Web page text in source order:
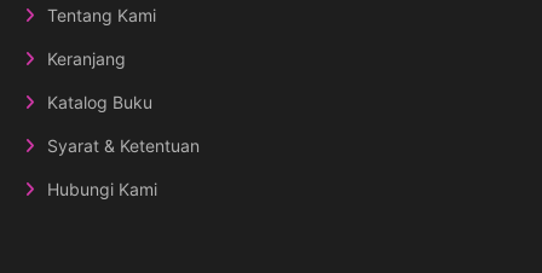
Tentang Kami
Keranjang
Katalog Buku
Syarat & Ketentuan
Hubungi Kami